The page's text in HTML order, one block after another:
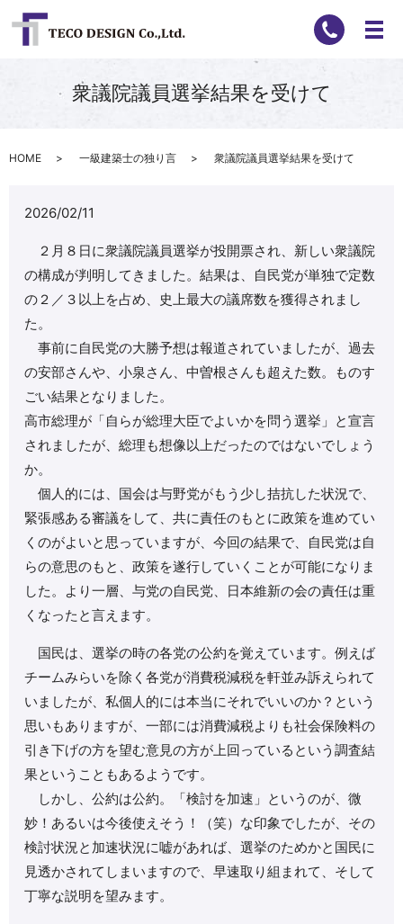
衆議院議員選挙結果を受けて
HOME 一級建築士の独り言 衆議院議員選挙結果を受けて
2026/02/11
２月８日に衆議院議員選挙が投開票され、新しい衆議院
の構成が判明してきました。結果は、自民党が単独で定数
の２／３以上を占め、史上最大の議席数を獲得されまし
た。
事前に自民党の大勝予想は報道されていましたが、過去
の安部さんや、小泉さん、中曽根さんも超えた数。ものす
ごい結果となりました。
高市総理が「自らが総理大臣でよいかを問う選挙」と宣言
されましたが、総理も想像以上だったのではないでしょう
か。
個人的には、国会は与野党がもう少し拮抗した状況で、
緊張感ある審議をして、共に責任のもとに政策を進めてい
くのがよいと思っていますが、今回の結果で、自民党は自
らの意思のもと、政策を遂行していくことが可能になりま
した。より一層、与党の自民党、日本維新の会の責任は重
くなったと言えます。
国民は、選挙の時の各党の公約を覚えています。例えば
チームみらいを除く各党が消費税減税を軒並み訴えられて
いましたが、私個人的には本当にそれでいいのか？という
思いもありますが、一部には消費減税よりも社会保険料の
引き下げの方を望む意見の方が上回っているという調査結
果ということもあるようです。
しかし、公約は公約。「検討を加速」というのが、微
妙！あるいは今後使えそう！（笑）な印象でしたが、その
検討状況と加速状況に嘘があれば、選挙のためかと国民に
見透かされてしまいますので、早速取り組まれて、そして
丁寧な説明を望みます。